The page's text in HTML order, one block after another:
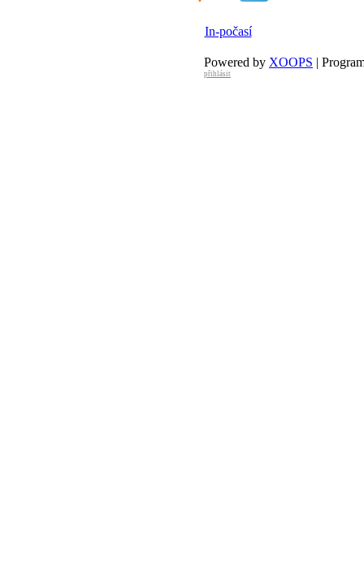
In-počasí
Powered by XOOPS |
přihlásit